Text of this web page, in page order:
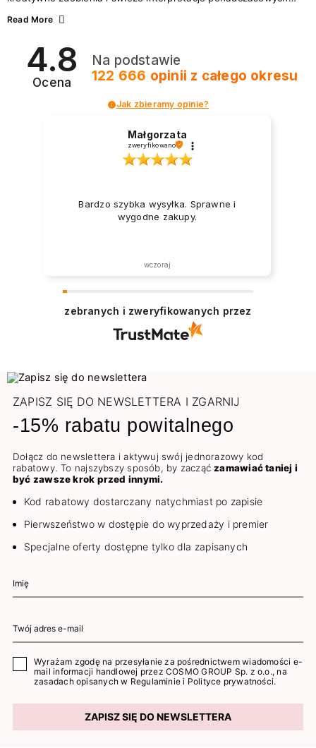
zarówno energetycznych odcieni inspirowanych wakacjami, jak
2026? Znajdź inspirację dla swojego manicure!
Read More
4.8
Ocena
Na podstawie
122 666 opinii z całego okresu
Jak zbieramy opinie?
Małgorzata
zweryfikowano
Bardzo szybka wysyłka. Sprawne i
wygodne zakupy.
wczoraj
zebranych i zweryfikowanych przez
ZAPISZ SIĘ DO NEWSLETTERA I ZGARNIJ
-15% rabatu powitalnego
Dołącz do newslettera i aktywuj swój jednorazowy kod
rabatowy. To najszybszy sposób, by zacząćzamawiać taniej i
być zawsze krok przed innymi.
Kod rabatowy dostarczany natychmiast po zapisie
Pierwszeństwo w dostępie do wyprzedaży i premier
Specjalne oferty dostępne tylko dla zapisanych
Wyrażam zgodę na przesyłanie za pośrednictwem wiadomości e-
mail informacji handlowej przez COSMO GROUP Sp. z o.o., na
zasadach opisanych w Regulaminie i Polityce prywatności.
ZAPISZ SIĘ DO NEWSLETTERA